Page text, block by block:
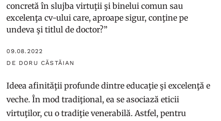
concretă în slujba virtuţii şi binelui comun sau
excelenţa cv-ului care, aproape sigur, conţine pe
undeva şi titlul de doctor?”
09.08.2022
DE DORU CĂSTĂIAN
Ideea afinităţii profunde dintre educaţie şi excelenţă e
veche. În mod tradiţional, ea se asociază eticii
virtuţilor, cu o tradiţie venerabilă. Astfel, pentru